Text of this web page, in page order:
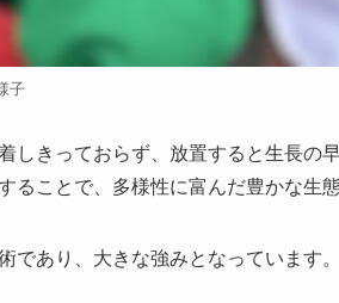
子
しきっておらず、放置すると生長の
ことで、多様性に富んだ豊かな生
あり、大きな強みとなっています。